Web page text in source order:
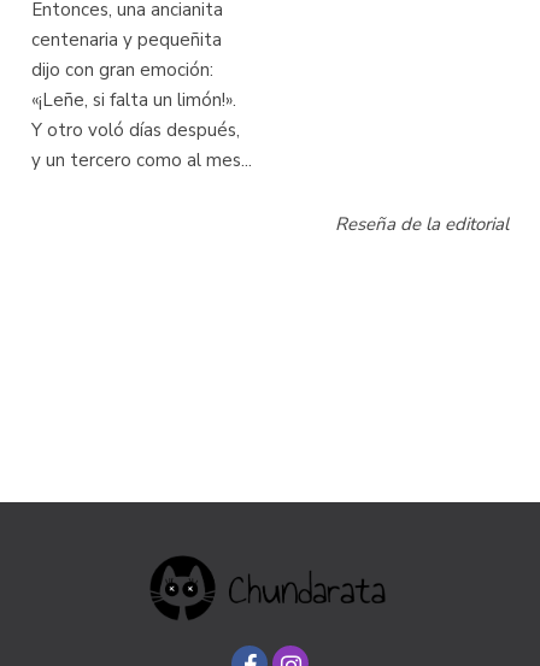
Entonces, una ancianita
centenaria y pequeñita
dijo con gran emoción:
«¡Leñe, si falta un limón!».
Y otro voló días después,
y un tercero como al mes...
Reseña de la editorial